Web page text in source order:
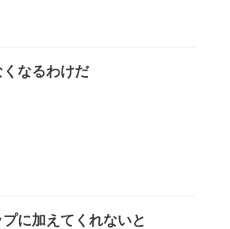
なるわけだ
に加えてくれないと